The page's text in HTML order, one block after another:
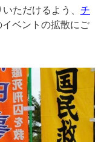
ただけるよう、 チ
ベントの拡散にご